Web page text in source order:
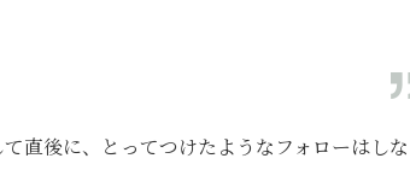
直後に、とってつけたようなフォローはしな